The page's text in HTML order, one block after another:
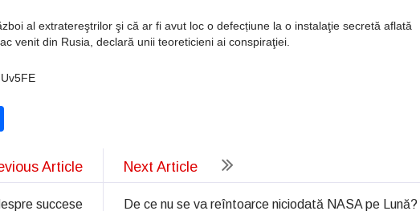
al extratereştrilor şi că ar fi avut loc o defecțiune la o instalaţie secretă aflată
venit din Rusia, declară unii teoreticieni ai conspiraţiei.
Article
succese
Next Article
De ce nu se va reîntoarce niciodată NASA pe Lună?